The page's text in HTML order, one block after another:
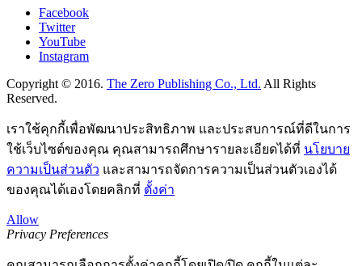
Facebook
Twitter
YouTube
Instagram
Copyright © 2016. The Zero Publishing Co., Ltd. All Rights
Reserved.
เราใช้คุกกี้เพื่อพัฒนาประสิทธิภาพ และประสบการณ์ที่ดีในการ
ใช้เว็บไซต์ของคุณ คุณสามารถศึกษารายละเอียดได้ที่ นโยบาย
ความเป็นส่วนตัว และสามารถจัดการความเป็นส่วนตัวเองได้
ของคุณได้เองโดยคลิกที่ ตั้งค่า
Allow
Privacy Preferences